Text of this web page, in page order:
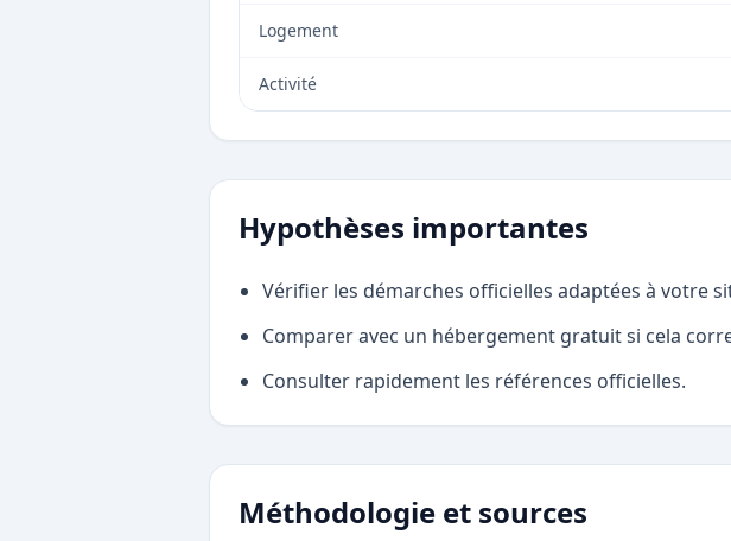
Logement
Activité
Hypothèses importantes
Vérifier les démarches officielles adaptées à votre
Comparer avec un hébergement gratuit si cela
Consulter rapidement les références officielles.
Méthodologie et sources